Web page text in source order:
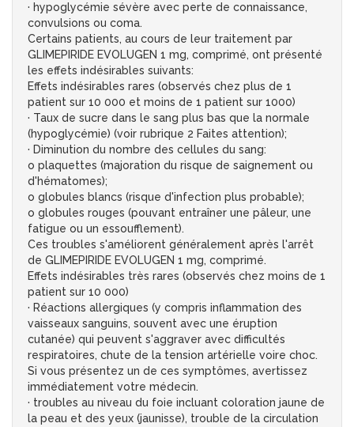
· hypoglycémie sévère avec perte de connaissance,
convulsions ou coma.
Certains patients, au cours de leur traitement par
GLIMEPIRIDE EVOLUGEN 1 mg, comprimé, ont présenté
les effets indésirables suivants:
Effets indésirables rares (observés chez plus de 1
patient sur 10 000 et moins de 1 patient sur 1000)
· Taux de sucre dans le sang plus bas que la normale
(hypoglycémie) (voir rubrique 2 Faites attention);
· Diminution du nombre des cellules du sang:
o plaquettes (majoration du risque de saignement ou
d'hématomes);
o globules blancs (risque d'infection plus probable);
o globules rouges (pouvant entraîner une pâleur, une
fatigue ou un essoufflement).
Ces troubles s'améliorent généralement après l'arrêt
de GLIMEPIRIDE EVOLUGEN 1 mg, comprimé.
Effets indésirables très rares (observés chez moins de 1
patient sur 10 000)
· Réactions allergiques (y compris inflammation des
vaisseaux sanguins, souvent avec une éruption
cutanée) qui peuvent s'aggraver avec difficultés
respiratoires, chute de la tension artérielle voire choc.
Si vous présentez un de ces symptômes, avertissez
immédiatement votre médecin.
· troubles au niveau du foie incluant coloration jaune de
la peau et des yeux (jaunisse), trouble de la circulation